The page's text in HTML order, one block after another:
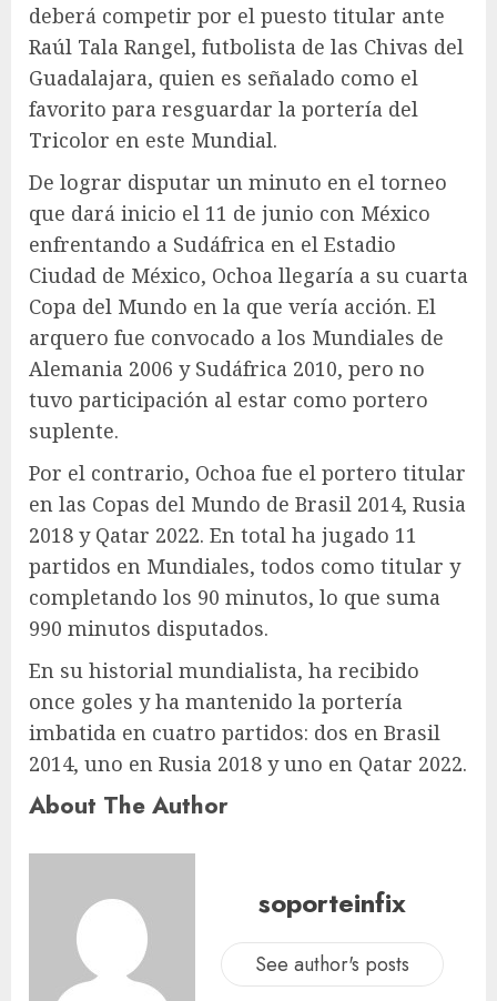
deberá competir por el puesto titular ante
Raúl Tala Rangel, futbolista de las Chivas del
Guadalajara, quien es señalado como el
favorito para resguardar la portería del
Tricolor en este Mundial.
De lograr disputar un minuto en el torneo
que dará inicio el 11 de junio con México
enfrentando a Sudáfrica en el Estadio
Ciudad de México, Ochoa llegaría a su cuarta
Copa del Mundo en la que vería acción. El
arquero fue convocado a los Mundiales de
Alemania 2006 y Sudáfrica 2010, pero no
tuvo participación al estar como portero
suplente.
Por el contrario, Ochoa fue el portero titular
en las Copas del Mundo de Brasil 2014, Rusia
2018 y Qatar 2022. En total ha jugado 11
partidos en Mundiales, todos como titular y
completando los 90 minutos, lo que suma
990 minutos disputados.
En su historial mundialista, ha recibido
once goles y ha mantenido la portería
imbatida en cuatro partidos: dos en Brasil
2014, uno en Rusia 2018 y uno en Qatar 2022.
About The Author
soporteinfix
See author's posts